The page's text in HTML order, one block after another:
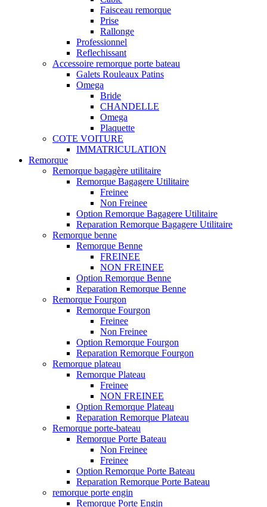
Faisceau remorque
Prise
Rallonge
Professionnel
Reflechissant
Accessoire remorque porte bateau
Galets Rouleaux Patins
Omega
Bride
CHANDELLE
Omega
Plaquette
COTE VOITURE
IMMATRICULATION
Remorque
Remorque bagagère utilitaire
Remorque Bagagere Utilitaire
Freinee
Non Freinee
Option Remorque Bagagere Utilitaire
Reparation Remorque Bagagere Utilitaire
Remorque benne
Remorque Benne
FREINEE
NON FREINEE
Option Remorque Benne
Reparation Remorque Benne
Remorque Fourgon
Remorque Fourgon
Freinee
Non Freinee
Option Remorque Fourgon
Reparation Remorque Fourgon
Remorque plateau
Remorque Plateau
Freinee
NON FREINEE
Option Remorque Plateau
Reparation Remorque Plateau
Remorque porte-bateau
Remorque Porte Bateau
Non Freinee
Freinee
Option Remorque Porte Bateau
Reparation Remorque Porte Bateau
remorque porte engin
Remorque Porte Engin